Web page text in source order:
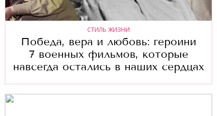
СТИЛЬ ЖИЗНИ
Победа, вера и любовь: героини
7 военных фильмов, которые
навсегда остались в наших сердцах